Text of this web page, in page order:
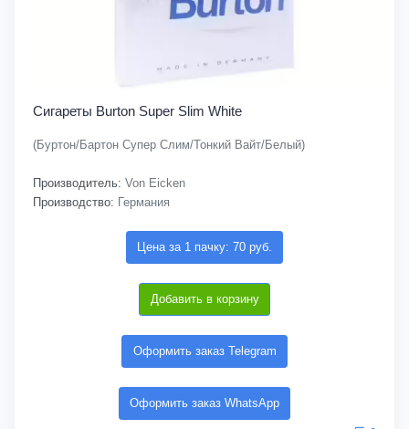
Сигареты Burton Super Slim White
(Буртон/Бартон Супер Слим/Тонкий Вайт/Белый)
Производитель: Von Eicken
Производство: Германия
Цена за 1 пачку: 70 руб.
Добавить в корзину
Оформить заказ Telegram
Оформить заказ WhatsApp